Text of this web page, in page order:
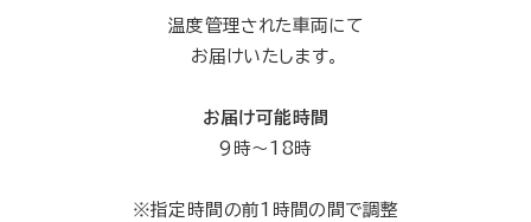
温度管理された車両にて
お届けいたします。
お届け可能時間
9時〜18時
※指定時間の前1時間の間で調整